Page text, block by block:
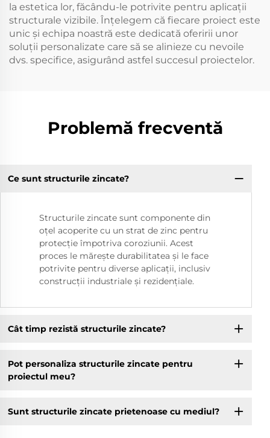
la estetica lor, făcându-le potrivite pentru aplicații
structurale vizibile. Înțelegem că fiecare proiect este
unic și echipa noastră este dedicată oferirii unor
soluții personalizate care să se alinieze cu nevoile
dvs. specifice, asigurând astfel succesul proiectelor.
Problemă frecventă
Ce sunt structurile zincate?
Structurile zincate sunt componente din
oțel acoperite cu un strat de zinc pentru
protecție împotriva coroziunii. Acest
proces le mărește durabilitatea și le face
potrivite pentru diverse aplicații, inclusiv
construcții industriale și rezidențiale.
Cât timp rezistă structurile zincate?
Pot personaliza structurile zincate pentru
proiectul meu?
Sunt structurile zincate prietenoase cu mediul?